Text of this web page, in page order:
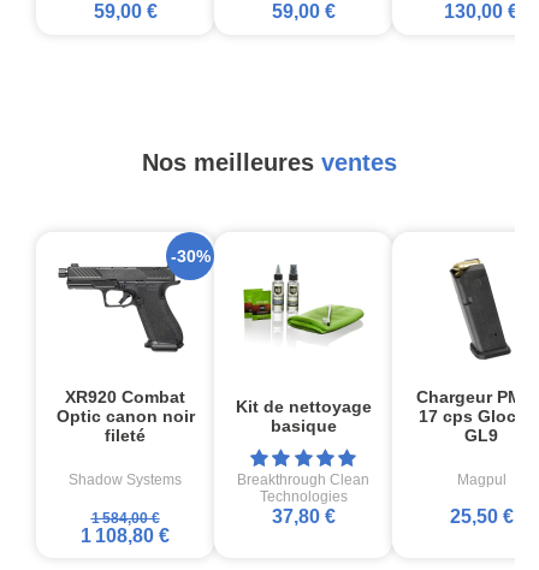
59,00 € 59,00 € 130,00 €
Nos meilleures ventes
XR920 Combat
Optic canon noir
fileté
Shadow Systems
1 584,00 €
1 108,80 €
-30%
Kit de nettoyage
basique
Breakthrough Clean
Technologies
37,80 €
Chargeur
17 cps
GL9
Magpul
25,50 €